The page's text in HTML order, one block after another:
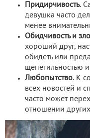
Придирчивость.
девушка часто
менее
Обидчивость и
хороший друг,
обидеть или
щепетильностью
Любопытство. К
всех новостей и
часто может
отношении